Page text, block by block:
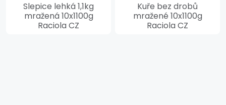
Slepice lehká 1,1kg
mražená 10x1100g
Raciola CZ
Kuře bez drobů
mražené 10x1100g
Raciola CZ